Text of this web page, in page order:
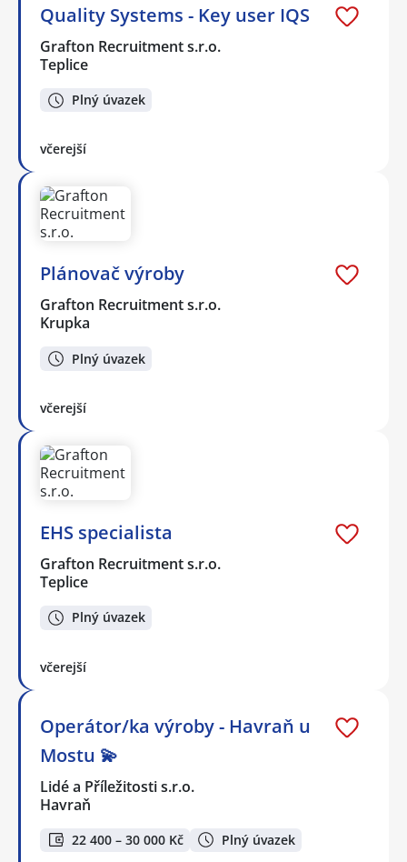
Quality Systems - Key user IQS
Grafton Recruitment s.r.o.
Teplice
Plný úvazek
včerejší
Plánovač výroby
Grafton Recruitment s.r.o.
Krupka
Plný úvazek
včerejší
EHS specialista
Grafton Recruitment s.r.o.
Teplice
Plný úvazek
včerejší
Operátor/ka výroby - Havraň u
Mostu 💫
Lidé a Příležitosti s.r.o.
Havraň
22 400 – 30 000 Kč Plný úvazek